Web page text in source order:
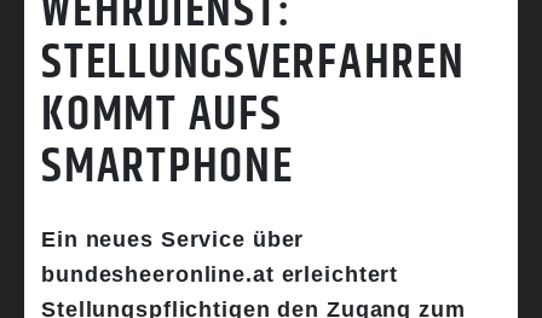
STELLUNGSVERFAHREN
KOMMT AUFS
SMARTPHONE
Ein neues Service über
bundesheeronline.at erleichtert
Stellungspflichtigen den Zugang zum